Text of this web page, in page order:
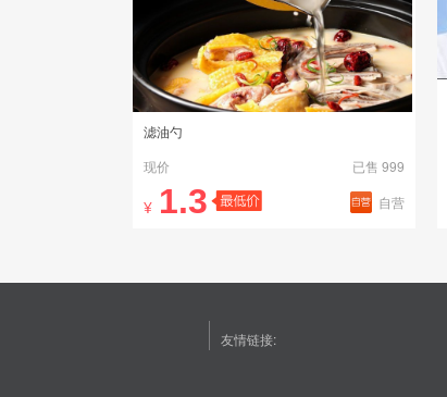
滤油勺
现价
已售 999
¥ 1.3 自营
友情链接: